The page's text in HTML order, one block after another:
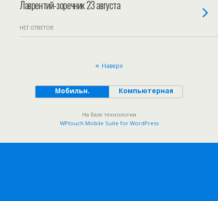
Лаврентий-зоречник 23 августа
НЕТ ОТВЕТОВ
Наверх
Мобильн. Компьютерная
На базе технологии
WPtouch Mobile Suite for WordPress